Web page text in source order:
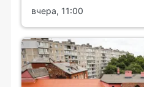
вчера, 11:00